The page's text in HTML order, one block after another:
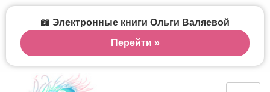
📖 Электронные книги Ольги Валяевой
Перейти »